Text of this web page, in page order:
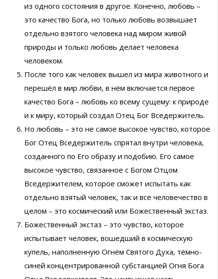
из одного состояния в другое. Конечно, любовь –
это качество Бога, но только любовь возвышает
отдельно взятого человека над миром живой
природы и только любовь делает человека
человеком.
После того как человек вышел из мира животного и
перешёл в мир любви, в нём включается первое
качество Бога – любовь ко всему сущему: к природе
и к миру, который создал Отец Бог Вседержитель.
Но любовь – это не самое высокое чувство, которое
Бог Отец Вседержитель спрятал внутри человека,
созданного по Его образу и подобию. Его самое
высокое чувство, связанное с Богом Отцом
Вседержителем, которое сможет испытать как
отдельно взятый человек, так и всё человечество в
целом – это космический или Божественный экстаз.
Божественный экстаз – это чувство, которое
испытывает человек, вошедший в космическую
купель, наполненную Огнём Святого Духа, тёмно-
синей концентрированной субстанцией Огня Бога